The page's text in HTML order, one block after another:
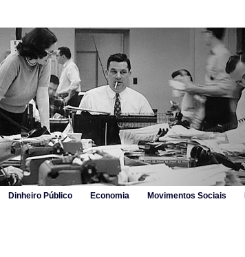
Dinheiro Público Economia Movimentos Sociais